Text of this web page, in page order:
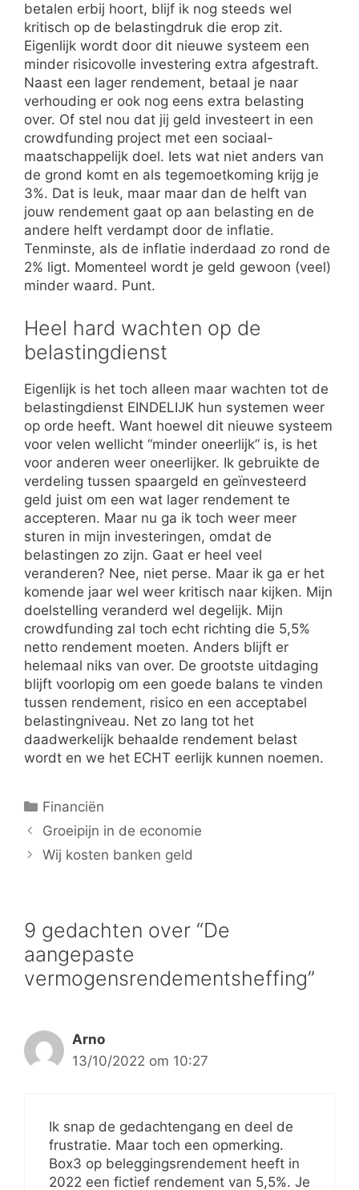
betalen erbij hoort, blijf ik nog steeds wel
kritisch op de belastingdruk die erop zit.
Eigenlijk wordt door dit nieuwe systeem een
minder risicovolle investering extra afgestraft.
Naast een lager rendement, betaal je naar
verhouding er ook nog eens extra belasting
over. Of stel nou dat jij geld investeert in een
crowdfunding project met een sociaal-
maatschappelijk doel. Iets wat niet anders van
de grond komt en als tegemoetkoming krijg je
3%. Dat is leuk, maar maar dan de helft van
jouw rendement gaat op aan belasting en de
andere helft verdampt door de inflatie.
Tenminste, als de inflatie inderdaad zo rond de
2% ligt. Momenteel wordt je geld gewoon (veel)
minder waard. Punt.
Heel hard wachten op de
belastingdienst
Eigenlijk is het toch alleen maar wachten tot de
belastingdienst EINDELIJK hun systemen weer
op orde heeft. Want hoewel dit nieuwe systeem
voor velen wellicht “minder oneerlijk” is, is het
voor anderen weer oneerlijker. Ik gebruikte de
verdeling tussen spaargeld en geïnvesteerd
geld juist om een wat lager rendement te
accepteren. Maar nu ga ik toch weer meer
sturen in mijn investeringen, omdat de
belastingen zo zijn. Gaat er heel veel
veranderen? Nee, niet perse. Maar ik ga er het
komende jaar wel weer kritisch naar kijken. Mijn
doelstelling veranderd wel degelijk. Mijn
crowdfunding zal toch echt richting die 5,5%
netto rendement moeten. Anders blijft er
helemaal niks van over. De grootste uitdaging
blijft voorlopig om een goede balans te vinden
tussen rendement, risico en een acceptabel
belastingniveau. Net zo lang tot het
daadwerkelijk behaalde rendement belast
wordt en we het ECHT eerlijk kunnen noemen.
Categorieën
Financiën
Groeipijn in de economie
Wij kosten banken geld
9 gedachten over “De
aangepaste
vermogensrendementsheffing”
Arno
13/10/2022 om 10:27
Ik snap de gedachtengang en deel de
frustratie. Maar toch een opmerking.
Box3 op beleggingsrendement heeft in
2022 een fictief rendement van 5,5%. Je